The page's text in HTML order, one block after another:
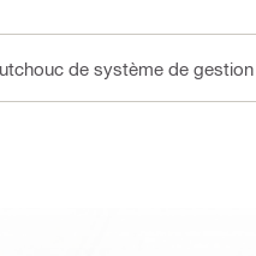
de système de